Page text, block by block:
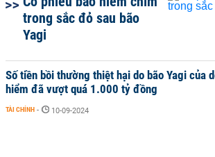
trong sắc đỏ sau bão
Yagi
Số tiền bồi thường thiệt hại do bão Yagi của
hiểm đã vượt quá 1.000 tỷ đồng
TÀI CHÍNH - 10-09-2024